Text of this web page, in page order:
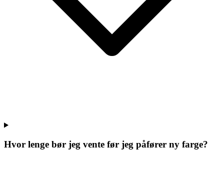
Hvor lenge bør jeg vente før jeg påfører ny farge?